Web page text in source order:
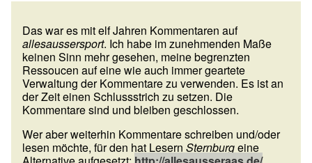
Das war es mit elf Jahren Kommentaren auf
allesaussersport. Ich habe im zunehmenden Maße
keinen Sinn mehr gesehen, meine begrenzten
Ressoucen auf eine wie auch immer geartete
Verwaltung der Kommentare zu verwenden. Es ist an
der Zeit einen Schlussstrich zu setzen. Die
Kommentare sind und bleiben geschlossen.
Wer aber weiterhin Kommentare schreiben und/oder
lesen möchte, für den hat Lesern Sternburgeine